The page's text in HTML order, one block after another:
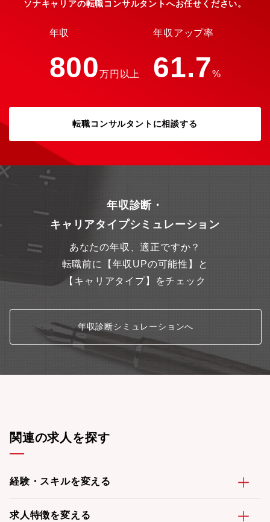
発)・業務内容:製造・単体テスト・環境:言語:Javaフレームワー
ス:Oracle他案件例：Fintech系サイトのバックエンド開発／・医
バイル決済システムのバックエンド開発／・大手損害保険会社の
基幹システムのバックエンド開発／・DX支援システムのバックエ
ソナキャリアの転職コンサルタントへお任せください。
年収
800万円以上
年収アップ率
61.7%
転職コンサルタントに相談する
年収診断・
キャリアタイプシミュレーション
あなたの年収、適正ですか？
転職前に【年収UPの可能性】と
【キャリアタイプ】をチェック
年収診断シミュレーションへ
関連の求人を探す
経験・スキルを変える
求人特徴を変える